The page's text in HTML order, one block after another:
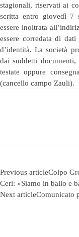
stagionali, riservati ai
scritta entro giovedì 7
essere inoltrata
essere corredata di
d’identità. La società
dai suddetti
testate oppure
(cancello campo Zauli).
Previous articleColpo
Ceri: «Siamo in ballo e
Next articleComunicato